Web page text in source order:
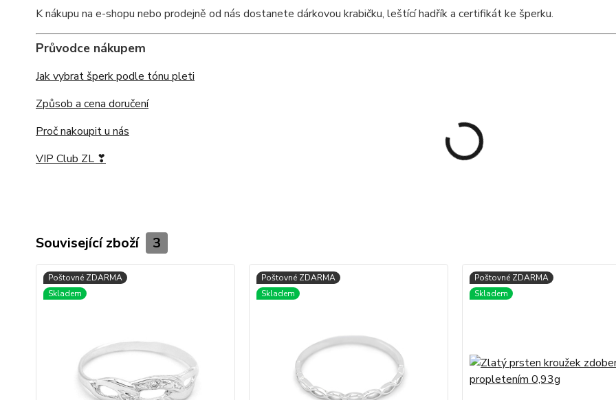
K nákupu na e-shopu nebo prodejně od nás dostanete dárkovou krabičku, leštící hadřík a certifikát ke šperku.
Průvodce nákupem
Jak vybrat šperk podle tónu pleti
Způsob a cena doručení
Proč nakoupit u nás
VIP Club ZL ❣
Související zboží 3